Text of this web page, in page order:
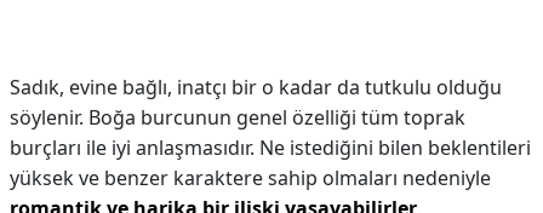
Sadık, evine bağlı, inatçı bir o kadar da tutkulu olduğu
söylenir. Boğa burcunun genel özelliği tüm toprak
burçları ile iyi anlaşmasıdır. Ne istediğini bilen beklentileri
yüksek ve benzer karaktere sahip olmaları nedeniyle